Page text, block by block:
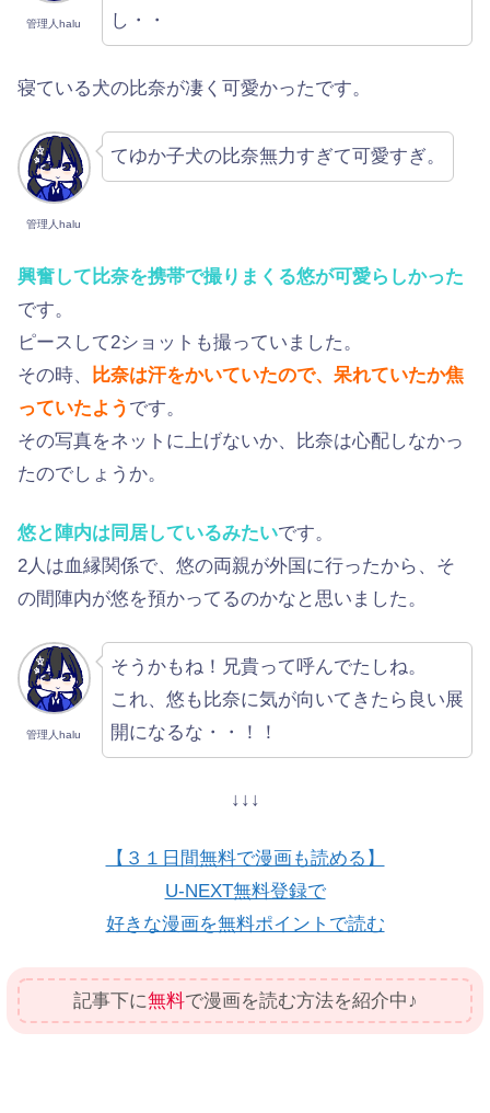
管理人halu
し・・
寝ている犬の比奈が凄く可愛かったです。
管理人halu
てゆか子犬の比奈無力すぎて可愛すぎ。
興奮して比奈を携帯で撮りまくる悠が可愛らしかった
です。
ピースして2ショットも撮っていました。
その時、
比奈は汗をかいていたので、呆れていたか焦
っていたよう です。
その写真をネットに上げないか、比奈は心配しなかっ
たのでしょうか。
悠と陣内は同居しているみたいです。
2人は血縁関係で、悠の両親が外国に行ったから、そ
の間陣内が悠を預かってるのかなと思いました。
管理人halu
そうかもね！兄貴って呼んでたしね。
これ、悠も比奈に気が向いてきたら良い展
開になるな・・！！
↓↓↓
【３１日間無料で漫画も読める】
U-NEXT無料登録で
好きな漫画を無料ポイントで読む
記事下に無料で漫画を読む方法を紹介中♪